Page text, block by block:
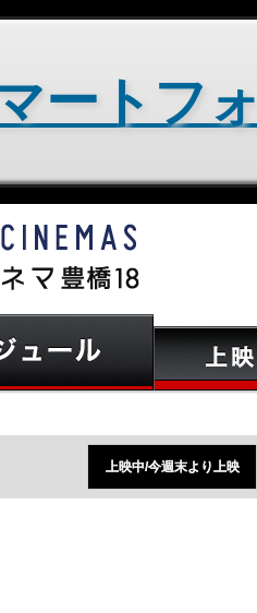
上映中/今週末より上映